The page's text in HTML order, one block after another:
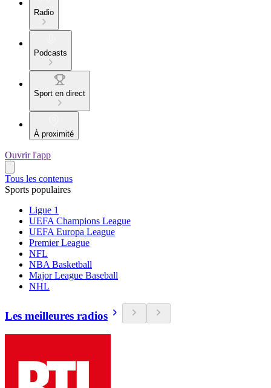
Radio
Podcasts
Sport en direct
À proximité
Ouvrir l'app
Tous les contenus
Sports populaires
Ligue 1
UEFA Champions League
UEFA Europa League
Premier League
NFL
NBA Basketball
Major League Baseball
NHL
Les meilleures radios